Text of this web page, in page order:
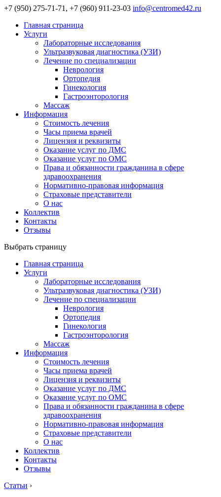
+7 (950) 275-71-71, +7 (960) 911-23-03 info@centromed42.ru
Главная страница
Услуги
Лабораторные исследования
Ультразвуковая диагностика (УЗИ)
Лечение по специализации
Неврология
Ортопедия
Гинекология
Гастроэнторология
Массаж
Информация
Стоимость лечения
Часы приема врачей
Лицензия и реквизиты
Оказание услуг по ДМС
Оказание услуг по ОМС
Права и обязанности гражданина в сфере
здравоохранения
Нормативно-правовая информация
Страховые представители
О нас
Коллектив
Контакты
Отзывы
Выбрать страницу
Главная страница
Услуги
Лабораторные исследования
Ультразвуковая диагностика (УЗИ)
Лечение по специализации
Неврология
Ортопедия
Гинекология
Гастроэнторология
Массаж
Информация
Стоимость лечения
Часы приема врачей
Лицензия и реквизиты
Оказание услуг по ДМС
Оказание услуг по ОМС
Права и обязанности гражданина в сфере
здравоохранения
Нормативно-правовая информация
Страховые представители
О нас
Коллектив
Контакты
Отзывы
Статьи ›